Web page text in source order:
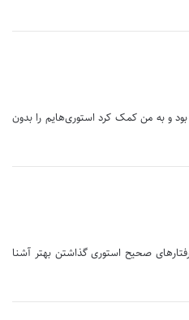
بود و به من کمک کرد استوری‌هایم را بدون
صحیح استوری گذاشتن بهتر آشنا